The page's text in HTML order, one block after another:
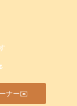
ーナー✉️